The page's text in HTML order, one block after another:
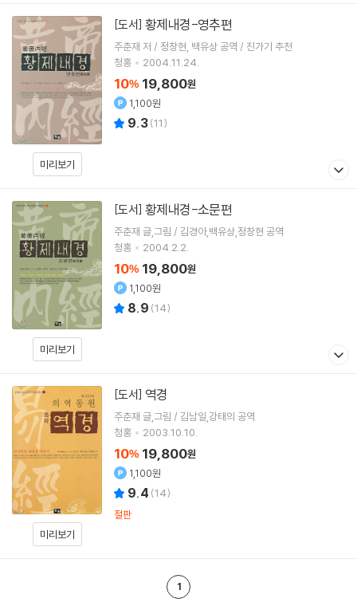
미리보기
[도서] 황제내경-영추편
주춘재 저 / 정창현, 백유상 공역 / 진가기 추천
청홍
2004.11.24.
10% 19,800원
1,100원
9.3(11)
미리보기
[도서] 황제내경-소문편
주춘재 글,그림 / 김경아,백유상,정창현 공역
청홍
2004.2.2.
10% 19,800원
1,100원
8.9 (14)
미리보기
[도서] 역경
주춘재 글,그림 / 김남일,강태의 공역
청홍
2003.10.10.
10% 19,800원
1,100원
9.4 (14)
절판
1